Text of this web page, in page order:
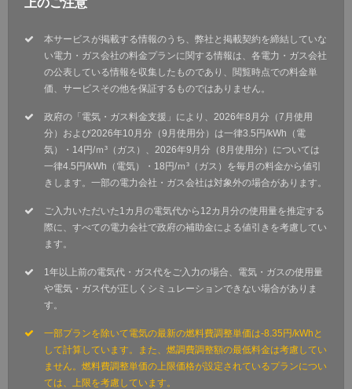
上のご注意
本サービスが掲載する情報のうち、弊社と掲載契約を締結していな
い電力・ガス会社の料金プランに関する情報は、各電力・ガス会社
の公表している情報を収集したものであり、閲覧時点での料金単
価、サービスその他を保証するものではありません。
政府の「電気・ガス料金支援」により、2026年8月分（7月使用
分）および2026年10月分（9月使用分）は一律3.5円/kWh（電
気）・14円/ｍ³（ガス）、2026年9月分（8月使用分）については
一律4.5円/kWh（電気）・18円/ｍ³（ガス）を毎月の料金から値引
きします。一部の電力会社・ガス会社は対象外の場合があります。
ご入力いただいた1カ月の電気代から12カ月分の使用量を推定する
際に、すべての電力会社で政府の補助金による値引きを考慮してい
ます。
1年以上前の電気代・ガス代をご入力の場合、電気・ガスの使用量
や電気・ガス代が正しくシミュレーションできない場合がありま
す。
一部プランを除いて電気の最新の燃料費調整単価は-8.35円/kWhと
して計算しています。また、燃調費調整額の最低料金は考慮してい
ません。燃料費調整単価の上限価格が設定されているプランについ
ては、上限を考慮しています。